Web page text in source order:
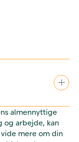
almennyttige
og arbejde, kan
mere om din